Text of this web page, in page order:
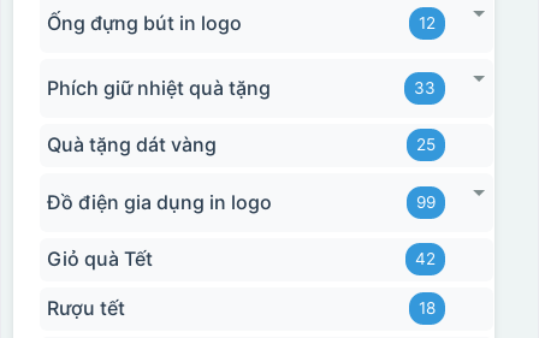
Ống đựng bút in logo 12
Phích giữ nhiệt quà tặng 33
Quà tặng dát vàng 25
Đồ điện gia dụng in logo 99
Giỏ quà Tết 42
Rượu tết 18